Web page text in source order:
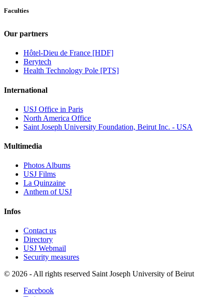
Faculties
Our partners
Hôtel-Dieu de France [HDF]
Berytech
Health Technology Pole [PTS]
International
USJ Office in Paris
North America Office
Saint Joseph University Foundation, Beirut Inc. - USA
Multimedia
Photos Albums
USJ Films
La Quinzaine
Anthem of USJ
Infos
Contact us
Directory
USJ Webmail
Security measures
© 2026 - All rights reserved Saint Joseph University of Beirut
Facebook